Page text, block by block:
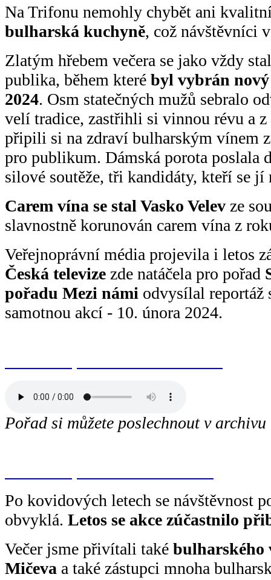
Na Trifonu nemohly chybět ani
bulharská kuchyně, což návštěvníci
Zlatým hřebem večera se jako vždy
publika, během které byl vybrán
2024. Osm statečných mužů sebralo
velí tradice, zastřihli si vinnou révu a
připili si na zdraví bulharským vínem
pro publikum. Dámská porota poslala
silové soutěže, tři kandidáty, kteří se
Carem vína se stal Vasko Velev ze
slavnostně korunován carem vína z
Veřejnoprávní média projevila i letos
Česká televize zde natáčela pro pořad
pořadu Mezi námi odvysílal reportáž
samotnou akcí - 10. února 2024.
Pořad si můžete poslechnout v
Po kovidových letech se návštěvnost
obvyklá. Letos se akce zúčastnilo
Večer jsme přivítali také bulharského
Mičeva a také zástupci mnoha